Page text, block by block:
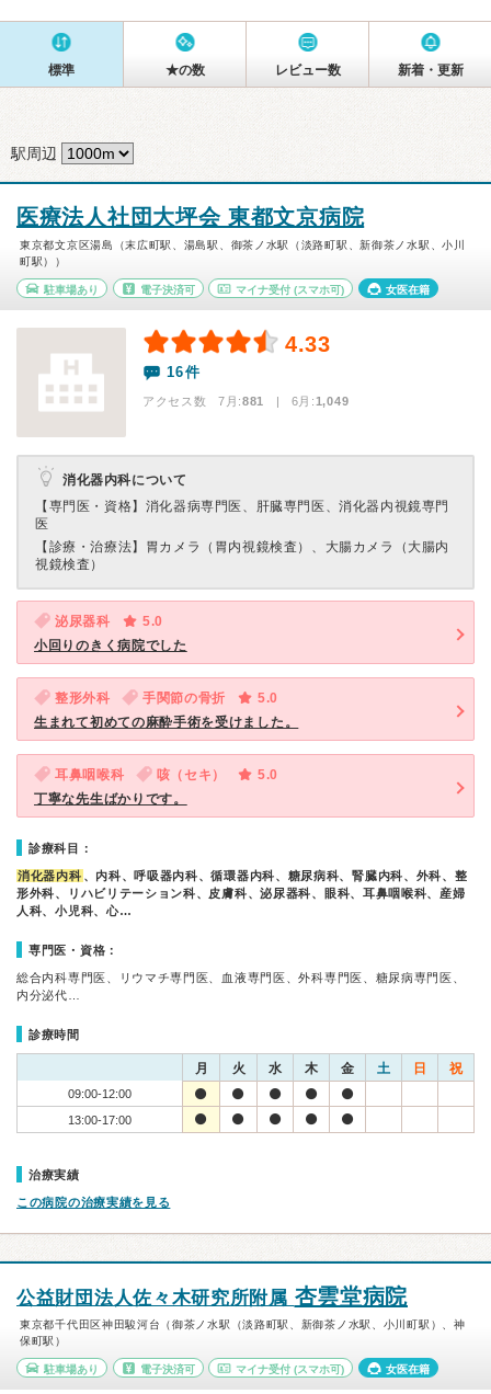
標準 ★の数 レビュー数 新着・更新
駅周辺
医療法人社団大坪会 東都文京病院
東京都文京区湯島（末広町駅、湯島駅、御茶ノ水駅（淡路町駅、新御茶ノ水駅、小川
町駅））
駐車場あり 電子決済可 マイナ受付 (スマホ可) 女医在籍
4.33
16件
アクセス数 7月:881 | 6月:1,049
消化器内科について
【専門医・資格】 消化器病専門医、肝臓専門医、消化器内視鏡専門
医
【診療・治療法】 胃カメラ（胃内視鏡検査）、大腸カメラ（大腸内
視鏡検査）
泌尿器科
5.0
小回りのきく病院でした
整形外科 手関節の骨折
5.0
生まれて初めての麻酔手術を受けました。
耳鼻咽喉科 咳（セキ）
5.0
丁寧な先生ばかりです。
診療科目：
消化器内科 、内科、呼吸器内科、循環器内科、糖尿病科、腎臓内科、外科、整
形外科、リハビリテーション科、皮膚科、泌尿器科、眼科、耳鼻咽喉科、産婦
人科、小児科、心…
専門医・資格：
総合内科専門医、リウマチ専門医、血液専門医、外科専門医、糖尿病専門医、
内分泌代…
診療時間
月 火 水 木 金 土 日 祝
09:00-12:00
13:00-17:00
治療実績
この病院の治療実績を見る
公益財団法人佐々木研究所附属 杏雲堂病院
東京都千代田区神田駿河台（御茶ノ水駅（淡路町駅、新御茶ノ水駅、小川町駅）、神
保町駅）
駐車場あり 電子決済可 マイナ受付 (スマホ可) 女医在籍